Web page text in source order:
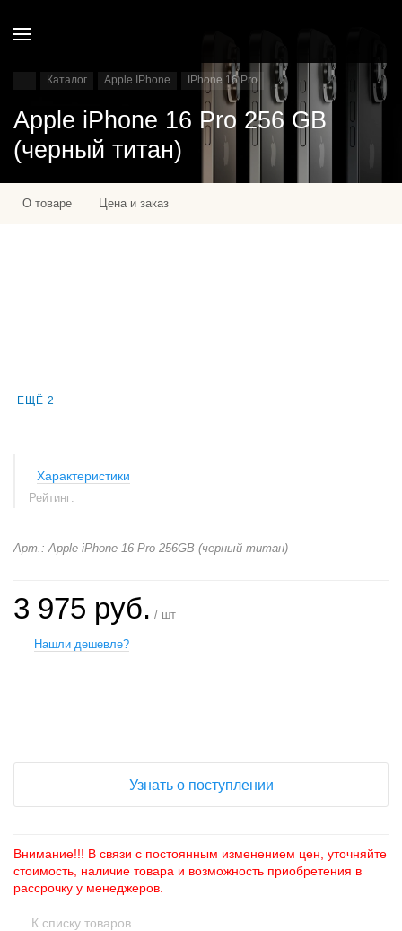
Каталог Apple IPhone IPhone 16 Pro
Apple iPhone 16 Pro 256 GB
(черный титан)
О товаре Цена и заказ
ЕЩЁ 2
Характеристики
Рейтинг:
Арт.: Apple iPhone 16 Pro 256GB (черный титан)
3 975 руб. / шт
Нашли дешевле?
Узнать о поступлении
Внимание!!! В связи с постоянным изменением цен, уточняйте
стоимость, наличие товара и возможность приобретения в
рассрочку у менеджеров.
К списку товаров